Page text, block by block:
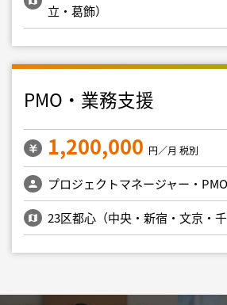
立・葛飾）
PMO・業務支援
1,200,000 円／月 税別
プロジェクトマネージャー・PMO
23区都心（中央・新宿・文京・千